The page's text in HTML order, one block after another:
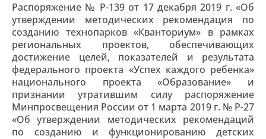
Распоряжение № Р-139 от 17 декабря 2019 г. «Об
утверждении методических рекомендация по
созданию технопарков «Кванториум» в рамках
региональных проектов, обеспечивающих
достижение целей, показателей и результата
федерального проекта «Успех каждого ребенка»
национального проекта «Образование» и
признании утратившим силу распоряжение
Минпросвещения России от 1 марта 2019 г. № Р-27
«Об утверждении методических рекомендаций
по созданию и функционированию детских